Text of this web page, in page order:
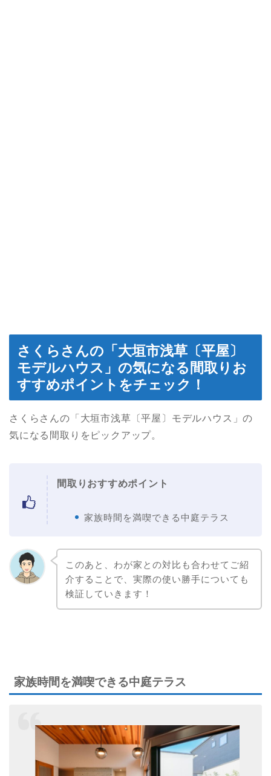
さくらさんの「大垣市浅草〔平屋〕
モデルハウス」の気になる間取りお
すすめポイントをチェック！
さくらさんの「大垣市浅草〔平屋〕モデルハウス」の
気になる間取りをピックアップ。
間取りおすすめポイント
家族時間を満喫できる中庭テラス
このあと、わが家との対比も合わせてご紹
介することで、実際の使い勝手についても
検証していきます！
家族時間を満喫できる中庭テラス